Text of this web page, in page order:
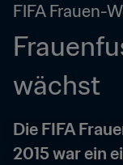
FIFA Frauen-
wächst
Die FIFA
2015 war ein